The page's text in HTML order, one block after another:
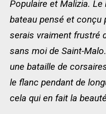
Populaire et Malizia. Le
bateau pensé et conçu
serais vraiment frustré
sans moi de Saint-
une bataille de
le flanc pendant de
cela qui en fait la